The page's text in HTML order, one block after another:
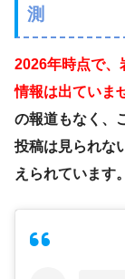
測
2026年時点で、
情報は出ていま
の報道もなく、
投稿は見られな
えられています。